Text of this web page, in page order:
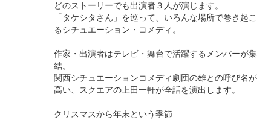
どのストーリーでも出演者３人が演じます。
「タケシタさん」を巡って、いろんな場所で巻き起こ
るシチュエーション・コメディ。
作家・出演者はテレビ・舞台で活躍するメンバーが集
結。
関西シチュエーションコメディ劇団の雄との呼び名が
高い、スクエアの上田一軒が全話を演出します。
クリスマスから年末という季節